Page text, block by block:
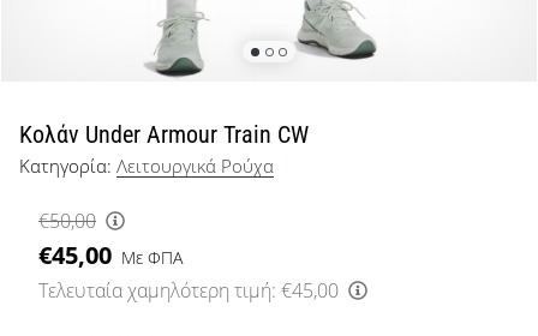
μπάσκετ
όπως
εμείς;
μαζί
μας
ως
πρεσβευτής
Κολάν Under Armour Train CW
Κατηγορία: Λειτουργικά Ρούχα
€50,00
€45,00 Με ΦΠΑ
Τελευταία χαμηλότερη τιμή: €45,00